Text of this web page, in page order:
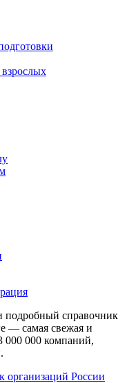
подробный справочник
— самая свежая и
000 000 компаний,
организаций России